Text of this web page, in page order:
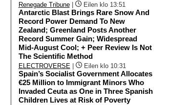
Renegade Tribune| Eilen klo 13:51
Antarctic Blast Brings Rare Snow And
Record Power Demand To New
Zealand; Greenland Posts Another
Record Summer Gain; Widespread
Mid-August Cool; + Peer Review Is Not
The Scientific Method
ELECTROVERSE Eilen klo 10:31
Spain’s Socialist Government Allocates
€25 Million to Immigrant Minors Who
Invaded Ceuta as One in Three Spanish
Children Lives at Risk of Poverty